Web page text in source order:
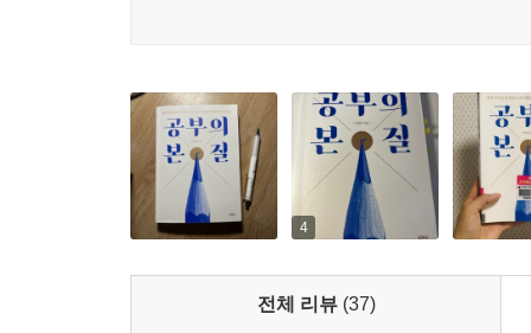
영역인 4장과 5장에서는 시간 관리법과 집중의
이렇게 9가지 기술만 내 것으로 만들면 그동안
것이다.
공부 마인드가 필요한 순간은 계속된다
계속해서 ‘좀 더 나은 나’를 만드는 과정 중에
4
전체 리뷰 (37)